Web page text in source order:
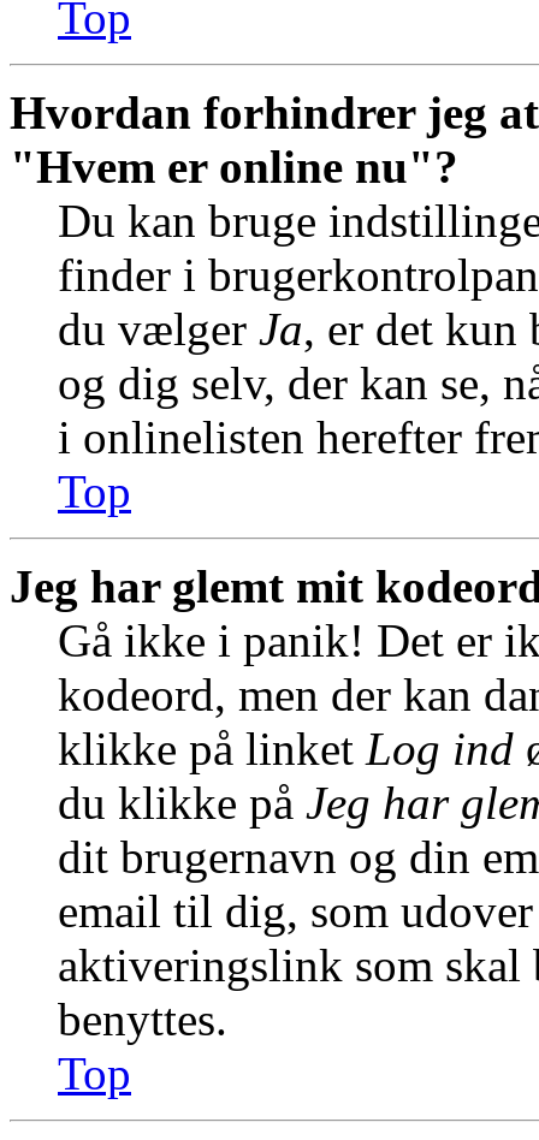
Top
Hvordan forhindrer jeg
"Hvem er online nu"?
Du kan bruge
finder i
du vælger Ja, er det kun
og dig selv, der kan se,
i onlinelisten herefter
Top
Jeg har glemt mit
Gå ikke i panik! Det er
kodeord, men der kan
klikke på linket Log ind
du klikke på Jeg har
dit brugernavn og din
email til dig, som
aktiveringslink som skal
benyttes.
Top